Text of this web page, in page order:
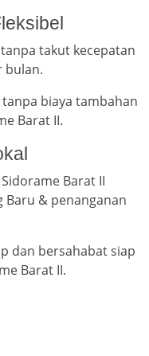
takut kecepatan
bulan.
biaya tambahan
Barat II.
Barat II
Baru & penanganan
dan bersahabat siap
Barat II.